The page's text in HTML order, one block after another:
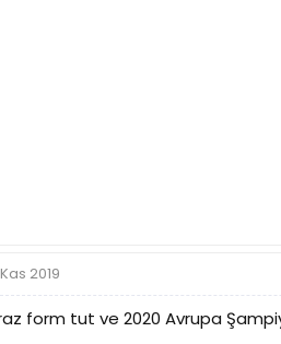
2019
form tut ve 2020 Avrupa